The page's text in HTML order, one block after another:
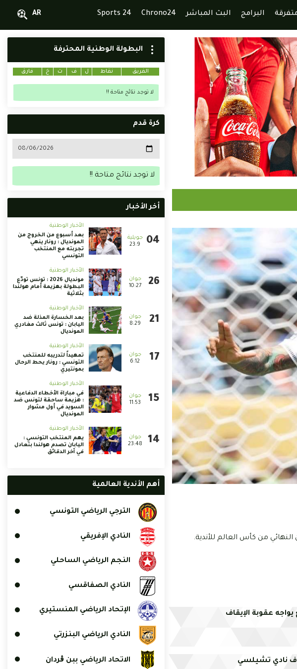
البرامج البث المباشر Chrono24
Sports 24
AR
عقوبة الإيقاف
نادي تشيلسي
البطولة الوطنية المحترفة
الفريق نقاط ل ف ت خ فارق
لا توجد نتائج متاحة !!
كرة قدم
لا توجد نتائج متاحة !!
أخر الأخبار
23:9
الأخبار الوطنية
بعد أسبوع من الخروج من
المونديال : رونار ينهي
تجربته مع المنتخب
التونسي
10:27
الأخبار الوطنية
مونديال 2026 : تونس تودّع
البطولة بهزيمة أمام هولندا
بثلاثية
8:29
الأخبار الوطنية
بعد الخسارة المذلة ضد
اليابان : تونس ثالث مغادري
المونديال
6:12
الأخبار الوطنية
تمهيداً لتدريبه للمنتخب
التونسي : رونار يحط الرحال
بمونتيري
11:53
الأخبار الوطنية
في مباراة الأخطاء الدفاعية
: هزيمة ساحقة لتونس ضد
السويد في أول مشوار
المونديال
23:48
الأخبار الوطنية
يهم المنتخب التونسي :
اليابان تصدم هولندا بتعادل
في آخر الدقائق
أهم الأندية العالمية
الترجي الرياضي التونسي
النادي الإفريقي
النجم الرياضي الساحلي
النادي الصفاقسي
الإتحاد الرياضي المنستيري
النادي الرياضي البنزرتي
الاتحاد الرياضي ببن ڨردان